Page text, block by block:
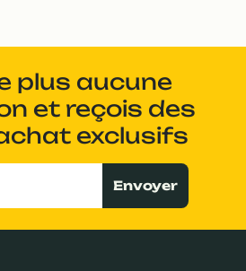
plus aucune
et reçois des
exclusifs
Envoyer